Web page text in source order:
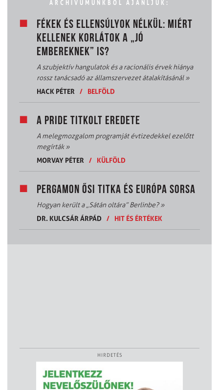
ARCHÍVUMUNKBÓL AJÁNLJUK:
FÉKEK ÉS ELLENSÚLYOK NÉLKÜL: MIÉRT
KELLENEK KORLÁTOK A „JÓ
EMBEREKNEK” IS?
A szubjektív hangulatok és a racionális érvek hiánya
rossz tanácsadó az államszervezet átalakításánál»
HACK PÉTER
/ BELFÖLD
A PRIDE TITKOLT EREDETE
A melegmozgalom programját évtizedekkel ezelőtt
megírták»
MORVAY PÉTER
/ KÜLFÖLD
PERGAMON ŐSI TITKA ÉS EURÓPA SORSA
Hogyan került a „Sátán oltára” Berlinbe?»
DR. KULCSÁR ÁRPÁD
/ HIT ÉS ÉRTÉKEK
HIRDETÉS